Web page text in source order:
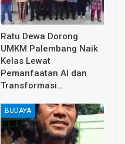
Ratu Dewa Dorong
UMKM Palembang Naik
Kelas Lewat
Pemanfaatan AI dan
Transformasi…
BUDAYA